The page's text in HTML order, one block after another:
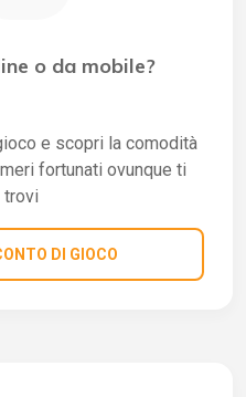
o da mobile?
e scopri la comodità
fortunati ovunque ti
trovi
DI GIOCO